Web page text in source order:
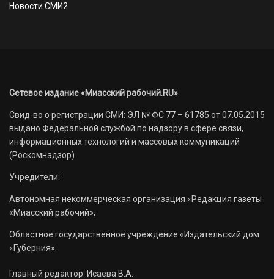
Новости СМИ2
Сетевое издание «Миасский рабочий.RU»
Свид-во о регистрации СМИ: ЭЛ № ФС 77 – 61785 от 07.05.2015
выдано Федеральной службой по надзору в сфере связи,
информационных технологий и массовых коммуникаций
(Роскомнадзор)
Учредители:
Автономная некоммерческая организация «Редакция газеты
«Миасский рабочий»;
Областное государственное учреждение «Издательский дом
«Губерния».
Главный редактор: Исаева В.А.